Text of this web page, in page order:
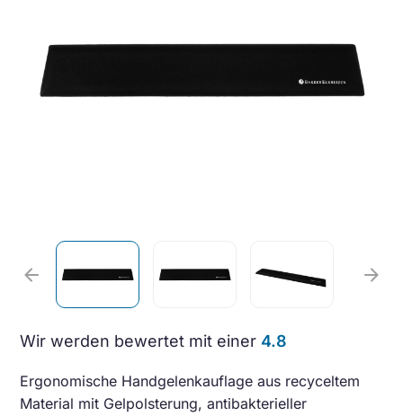
arrow_back arrow_forward
Wir werden bewertet mit einer 4.8
Ergonomische Handgelenkauflage aus recyceltem
Material mit Gelpolsterung, antibakterieller